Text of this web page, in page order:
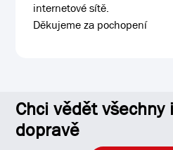
internetové sítě.
Děkujeme za pochopení
Chci vědět
dopravě